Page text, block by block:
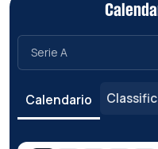
Calendario